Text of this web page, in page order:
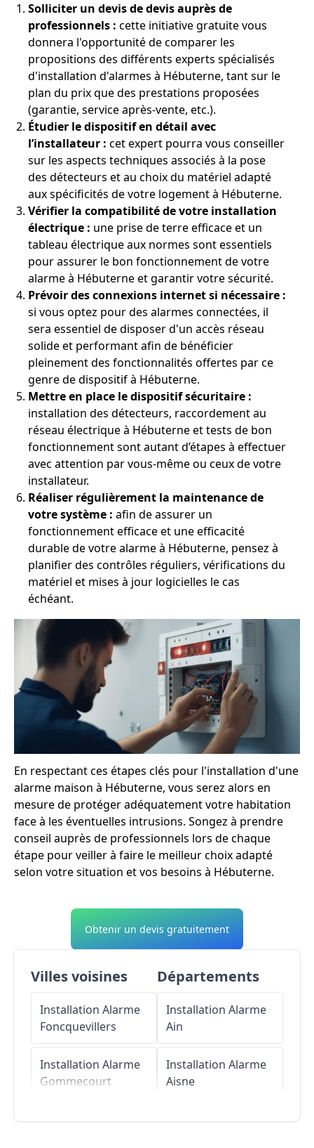
Solliciter un devis de devis auprès de
professionnels : cette initiative gratuite vous
donnera l'opportunité de comparer les
propositions des différents experts spécialisés
d'installation d'alarmes à Hébuterne, tant sur le
plan du prix que des prestations proposées
(garantie, service après-vente, etc.).
Étudier le dispositif en détail avec
l’installateur : cet expert pourra vous conseiller
sur les aspects techniques associés à la pose
des détecteurs et au choix du matériel adapté
aux spécificités de votre logement à Hébuterne.
Vérifier la compatibilité de votre installation
électrique : une prise de terre efficace et un
tableau électrique aux normes sont essentiels
pour assurer le bon fonctionnement de votre
alarme à Hébuterne et garantir votre sécurité.
Prévoir des connexions internet si nécessaire :
si vous optez pour des alarmes connectées, il
sera essentiel de disposer d'un accès réseau
solide et performant afin de bénéficier
pleinement des fonctionnalités offertes par ce
genre de dispositif à Hébuterne.
Mettre en place le dispositif sécuritaire :
installation des détecteurs, raccordement au
réseau électrique à Hébuterne et tests de bon
fonctionnement sont autant d’étapes à effectuer
avec attention par vous-même ou ceux de votre
installateur.
Réaliser régulièrement la maintenance de
votre système : afin de assurer un
fonctionnement efficace et une efficacité
durable de votre alarme à Hébuterne, pensez à
planifier des contrôles réguliers, vérifications du
matériel et mises à jour logicielles le cas
échéant.
En respectant ces étapes clés pour l'installation d'une
alarme maison à Hébuterne, vous serez alors en
mesure de protéger adéquatement votre habitation
face à les éventuelles intrusions. Songez à prendre
conseil auprès de professionnels lors de chaque
étape pour veiller à faire le meilleur choix adapté
selon votre situation et vos besoins à Hébuterne.
Obtenir un devis gratuitement
Villes voisines
Installation Alarme
Foncquevillers
Installation Alarme
Gommecourt
Installation Alarme
Départements
Installation Alarme
Ain
Installation Alarme
Aisne
Installation Alarme